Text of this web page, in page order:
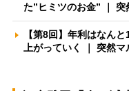
た”ヒミツのお金” ｜
【第8回】年利はなん
上がっていく ｜ 突然